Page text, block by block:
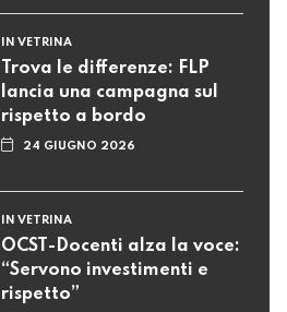
IN VETRINA
Trova le differenze: FLP
lancia una campagna sul
rispetto a bordo
24 GIUGNO 2026
IN VETRINA
OCST-Docenti alza la voce:
“Servono investimenti e
rispetto”